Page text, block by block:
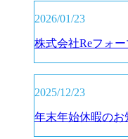
2026/01/23
株式会社Reフォ
2025/12/23
年末年始休暇のお